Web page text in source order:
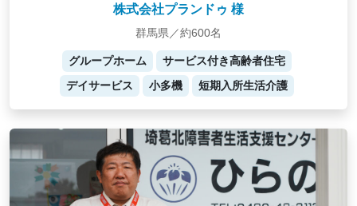
株式会社プランドゥ 様
群馬県／約600名
グループホーム
サービス付き高齢者住宅
デイサービス
小多機 短期入所生活介護